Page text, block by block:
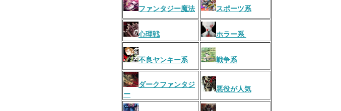
ファンタジー魔法 スポーツ系
心理戦 ホラー系
不良ヤンキー系 戦争系
ダークファンタジ
ー
悪役が人気